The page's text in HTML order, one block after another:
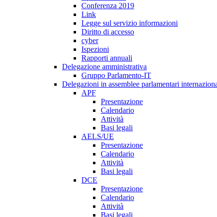
Conferenza 2019
Link
Legge sul servizio informazioni
Diritto di accesso
cyber
Ispezioni
Rapporti annuali
Delegazione amministrativa
Gruppo Parlamento-IT
Delegazioni in assemblee parlamentari
APF
Presentazione
Calendario
Attività
Basi legali
AELS/UE
Presentazione
Calendario
Attività
Basi legali
DCE
Presentazione
Calendario
Attività
Basi legali